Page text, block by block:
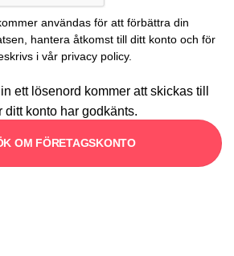
användas för att förbättra din
hantera åtkomst till ditt konto och för
i vår privacy policy.
ett lösenord kommer att skickas till
konto har godkänts.
OM FÖRETAGSKONTO